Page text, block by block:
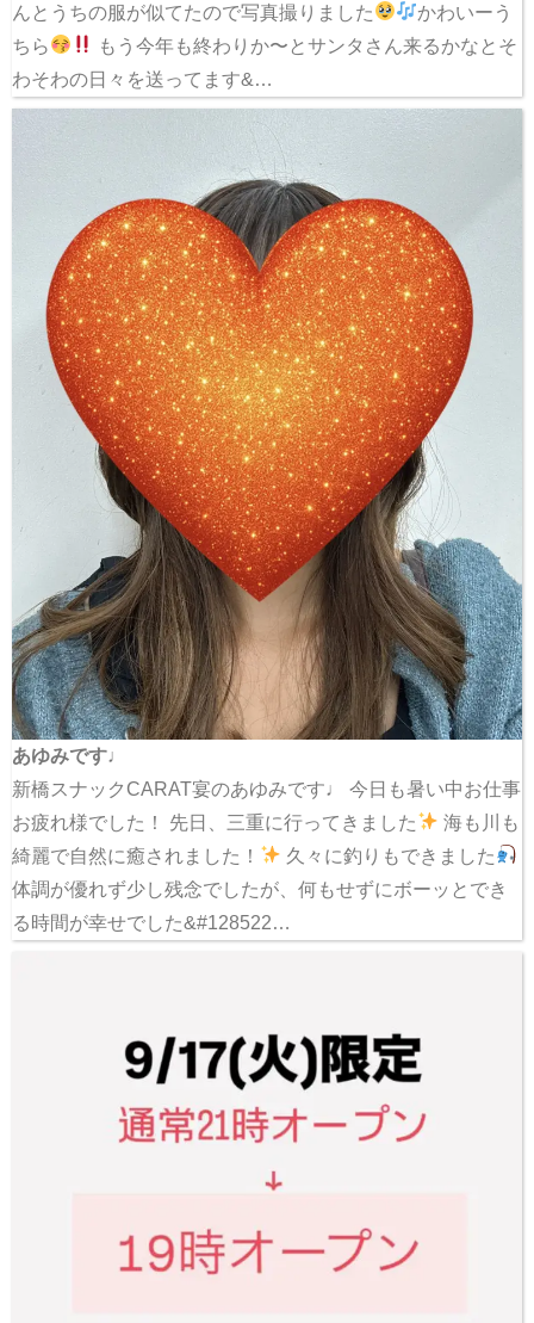
んとうちの服が似てたので写真撮りました
かわいーう
ちら
もう今年も終わりか〜とサンタさん来るかなとそ
わそわの日々を送ってます&…
あゆみです♩
新橋スナックCARAT宴のあゆみです♩ 今日も暑い中お仕事
お疲れ様でした！ 先日、三重に行ってきました
海も川も
綺麗で自然に癒されました！
久々に釣りもできました
体調が優れず少し残念でしたが、何もせずにボーッとでき
る時間が幸せでした&#128522…